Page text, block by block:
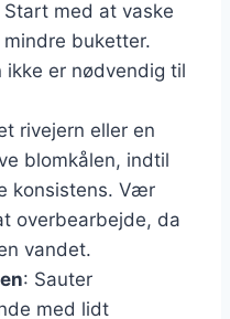
Start med at vaske
buketter.
ikke er nødvendig til
rivejern eller en
blomkålen, indtil
konsistens. Vær
overbearbejde, da
vandet.
: Sauter
med lidt